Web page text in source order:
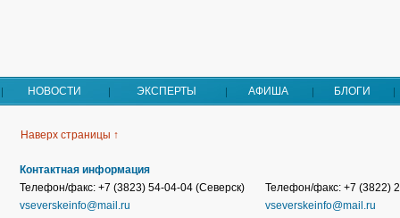
НОВОСТИ ЭКСПЕРТЫ АФИША БЛОГИ
Наверх страницы ↑
Контактная информация
Телефон/факс: +7 (3823) 54-04-04 (Северск)
vseverskeinfo@mail.ru
Телефон/факс: +7 (3822)
vseverskeinfo@mail.ru